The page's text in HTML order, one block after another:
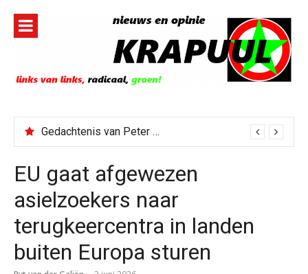
inhoud
Gedachtenis van Peter Faber
EU gaat afgewezen
asielzoekers naar
terugkeercentra in landen
buiten Europa sturen